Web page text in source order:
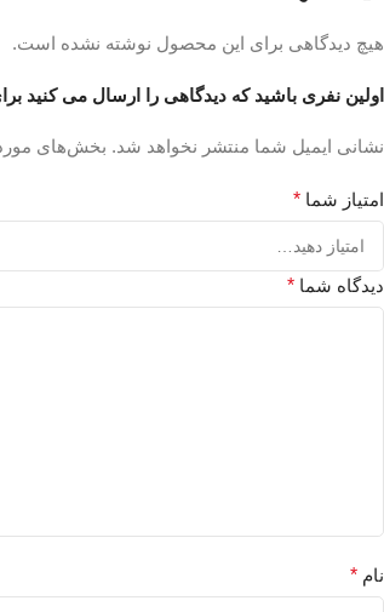
هیچ دیدگاهی برای این محصول نوشته نشده است.
اولین نفری باشید که دیدگاهی را ارسال می کنید
نشانی ایمیل شما منتشر نخواهد شد. بخش‌های
امتیاز شما *
دیدگاه شما *
نام *